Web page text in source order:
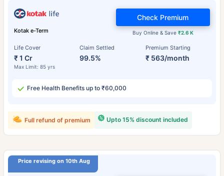
Kotak e-Term
Life Cover
₹ 1 Cr
Max Limit: 85 yrs
Claim Settled
99.5%
Premium Starting
₹ 563/month
Buy Online & Save ₹2.6 K
Check Premium
Free Health Benefits up to ₹60,000
Upto 15% discount included
Full refund of premium
Price revising on 10th Aug